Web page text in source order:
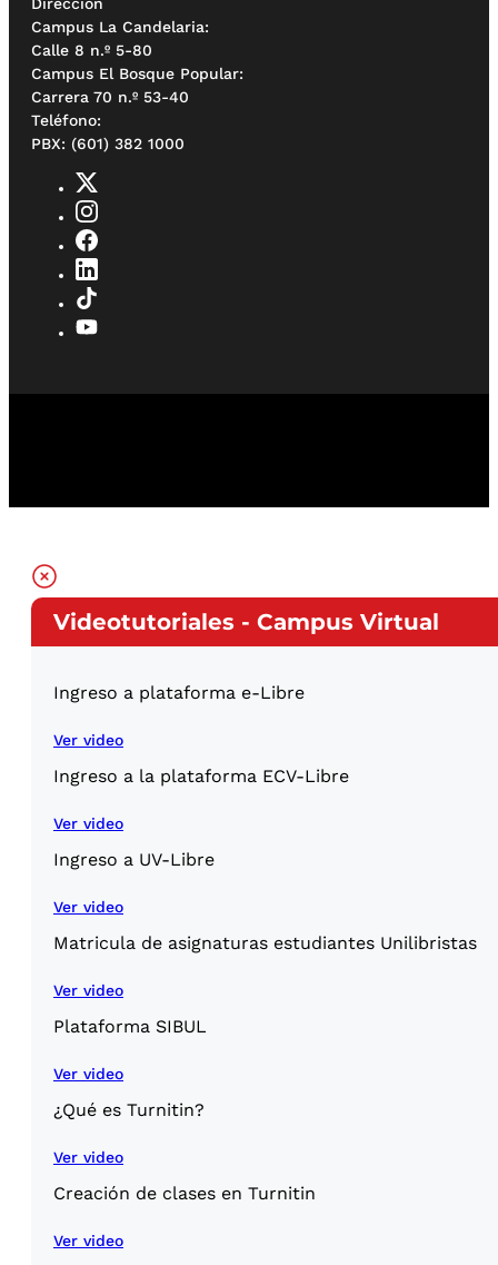
Dirección
Campus La Candelaria:
Calle 8 n.º 5-80
Campus El Bosque Popular:
Carrera 70 n.º 53-40
Teléfono:
PBX: (601) 382 1000
Videotutoriales - Campus Virtual
Ingreso a plataforma e-Libre
Ver video
Ingreso a la plataforma ECV-Libre
Ver video
Ingreso a UV-Libre
Ver video
Matricula de asignaturas estudiantes Unilibristas
Ver video
Plataforma SIBUL
Ver video
¿Qué es Turnitin?
Ver video
Creación de clases en Turnitin
Ver video